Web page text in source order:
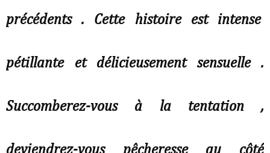
précédents . Cette histoire est intense
pétillante et délicieusement sensuelle .
Succomberez-vous à la tentation ,